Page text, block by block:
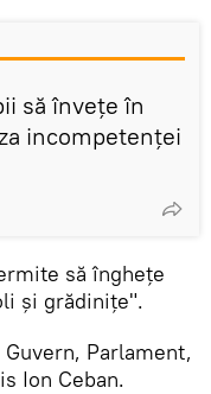
să învețe în
incompetenței
să înghețe
și grădinițe".
Parlament,
Ion Ceban.